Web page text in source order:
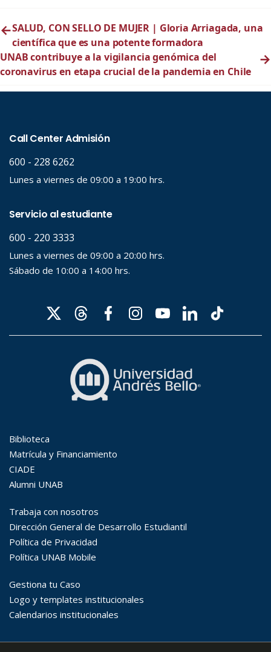
←SALUD, CON SELLO DE MUJER | Gloria Arriagada, una
científica que es una potente formadora
UNAB contribuye a la vigilancia genómica del
coronavirus en etapa crucial de la pandemia en Chile
→